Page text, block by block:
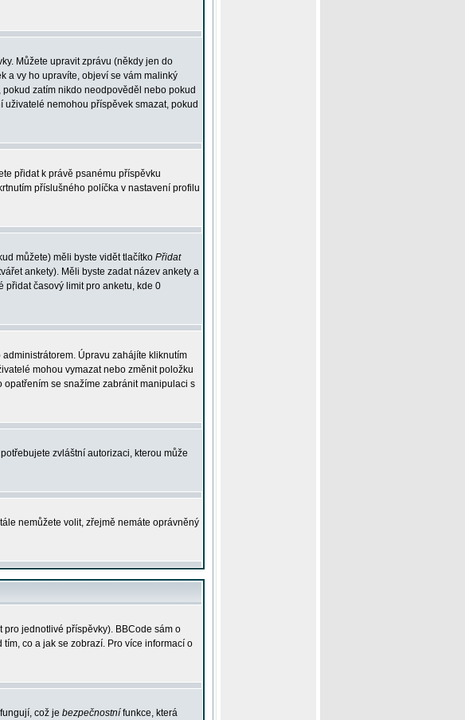
Můžete upravit zprávu (někdy jen do
a vy ho upravíte, objeví se vám malinký
zatím nikdo neodpověděl nebo pokud
nemohou příspěvek smazat, pokud
přidat k právě psanému příspěvku
příslušného políčka v nastavení profilu
můžete) měli byste vidět tlačítko Přidat
ankety). Měli byste zadat název ankety a
přidat časový limit pro anketu, kde 0
Úpravu zahájíte kliknutím
mohou vymazat nebo změnit položku
se snažíme zabránit manipulaci s
zvláštní autorizaci, kterou může
nemůžete volit, zřejmě nemáte oprávněný
jednotlivé příspěvky). BBCode sám o
co a jak se zobrazí. Pro více informací o
což je bezpečnostní funkce, která